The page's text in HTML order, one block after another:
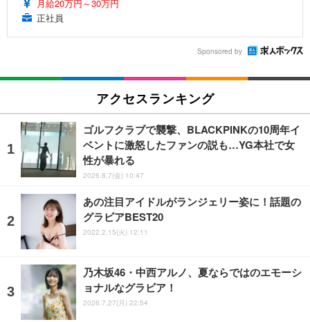
月給20万円～30万円
正社員
Sponsored by
アクセスランキング
ゴルフクラブで襲撃、BLACKPINKの10周年イ
ベントに激怒したファンの説も…YG本社で女
性が暴れる
2026.8.7(金) 10:47
あの注目アイドルがランジェリー姿に！話題の
グラビアBEST20
2022.2.15(火) 12:11
乃木坂46・中西アルノ、夏ならではのエモーシ
ョナルなグラビア！
2026.7.27(月) 22:54